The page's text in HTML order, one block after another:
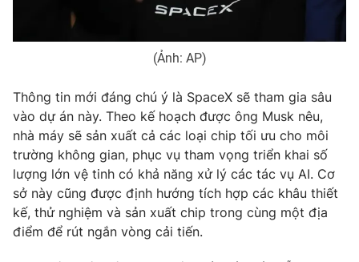
Cơ quan chủ quản:Đài Truyền hình Việt Nam
Cơ quan báo chí:
Thời báo VTV
Giấy phép hoạt động báo in và báo điện tử số 483/GP-BTTTT
cấp ngày 29/12/2023
Tổng Biên tập:
Vũ Thanh Thủy
Phó Tổng Biên tập:Nguyễn Thị Mỹ Hạnh, Phạm Quốc Thắng,
Nguyễn Trọng Ninh
(Ảnh: AP)
Thông tin mới đáng chú ý là SpaceX sẽ tham gia sâu
vào dự án này. Theo kế hoạch được ông Musk nêu,
nhà máy sẽ sản xuất cả các loại chip tối ưu cho môi
trường không gian, phục vụ tham vọng triển khai số
lượng lớn vệ tinh có khả năng xử lý các tác vụ AI. Cơ
sở này cũng được định hướng tích hợp các khâu thiết
kế, thử nghiệm và sản xuất chip trong cùng một địa
điểm để rút ngắn vòng cải tiến.